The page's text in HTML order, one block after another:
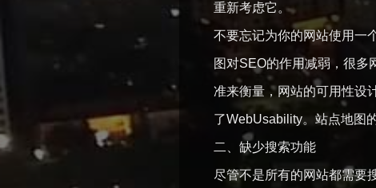
重新考虑它。
不要忘记为你的网站使用一
图对SEO的作用减弱，很多
准来衡量，网站的可用性设
了WebUsability。站点地图
二、缺少搜索功能
尽管不是所有的网站都需要